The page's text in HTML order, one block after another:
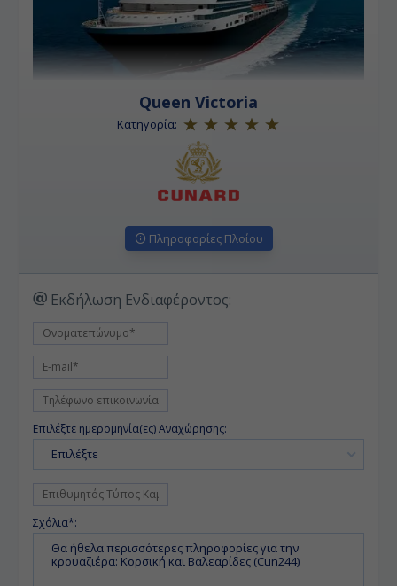
Queen Victoria
Κατηγορία:
Πληροφορίες Πλοίου
Εκδήλωση Ενδιαφέροντος:
Επιλέξτε ημερομηνία(ες) Αναχώρησης:
Επιλέξτε
Σχόλια*: